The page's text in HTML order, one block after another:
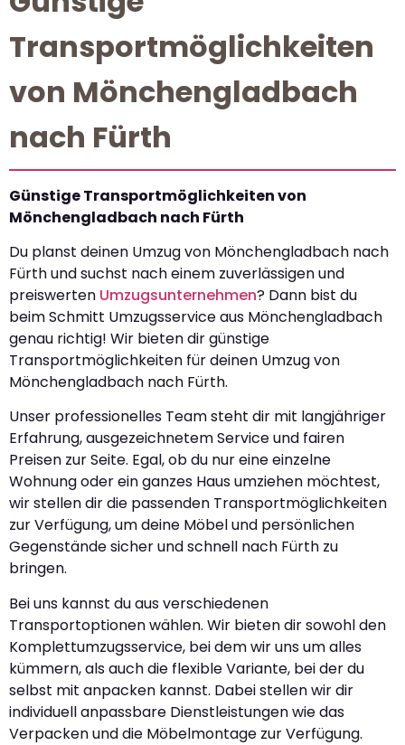
Transportmöglichkeiten
von Mönchengladbach
nach Fürth
Günstige Transportmöglichkeiten von
Mönchengladbach nach Fürth
Du planst deinen Umzug von Mönchengladbach nach
Fürth und suchst nach einem zuverlässigen und
preiswerten Umzugsunternehmen? Dann bist du
beim Schmitt Umzugsservice aus Mönchengladbach
genau richtig! Wir bieten dir günstige
Transportmöglichkeiten für deinen Umzug von
Mönchengladbach nach Fürth.
Unser professionelles Team steht dir mit langjähriger
Erfahrung, ausgezeichnetem Service und fairen
Preisen zur Seite. Egal, ob du nur eine einzelne
Wohnung oder ein ganzes Haus umziehen möchtest,
wir stellen dir die passenden Transportmöglichkeiten
zur Verfügung, um deine Möbel und persönlichen
Gegenstände sicher und schnell nach Fürth zu
bringen.
Bei uns kannst du aus verschiedenen
Transportoptionen wählen. Wir bieten dir sowohl den
Komplettumzugsservice, bei dem wir uns um alles
kümmern, als auch die flexible Variante, bei der du
selbst mit anpacken kannst. Dabei stellen wir dir
individuell anpassbare Dienstleistungen wie das
Verpacken und die Möbelmontage zur Verfügung.